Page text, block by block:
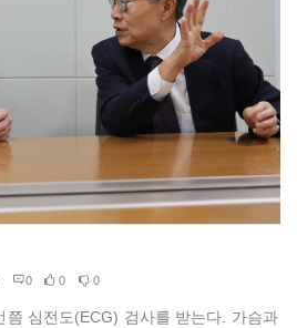
0 0 0
쯤 심전도(ECG) 검사를 받는다. 가슴과